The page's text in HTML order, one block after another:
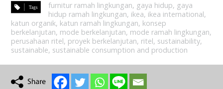
furnitur ramah lingkungan, gaya hidup, gaya
hidup ramah lingkungan, ikea, ikea international,
katun organik, katun ramah lingkungan, konsep
berkelanjutan, mode berkelanjutan, mode ramah lingkungan,
perusahaan ritel, proyek berkelanjutan, ritel, sustainability,
sustainable, sustainable consumption and production